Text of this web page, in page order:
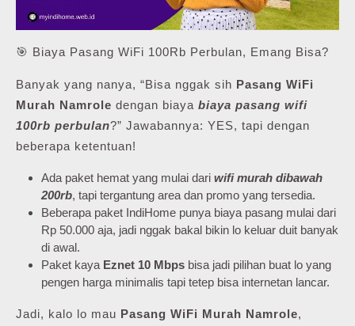
🎯 Biaya Pasang WiFi 100Rb Perbulan, Emang Bisa?
Banyak yang nanya, “Bisa nggak sih Pasang WiFi
Murah Namrole dengan biaya biaya pasang wifi
100rb perbulan?” Jawabannya: YES, tapi dengan
beberapa ketentuan!
Ada paket hemat yang mulai dari wifi murah dibawah
200rb, tapi tergantung area dan promo yang tersedia.
Beberapa paket IndiHome punya biaya pasang mulai dari
Rp 50.000 aja, jadi nggak bakal bikin lo keluar duit banyak
di awal.
Paket kaya Eznet 10 Mbps bisa jadi pilihan buat lo yang
pengen harga minimalis tapi tetep bisa internetan lancar.
Jadi, kalo lo mau Pasang WiFi Murah Namrole,